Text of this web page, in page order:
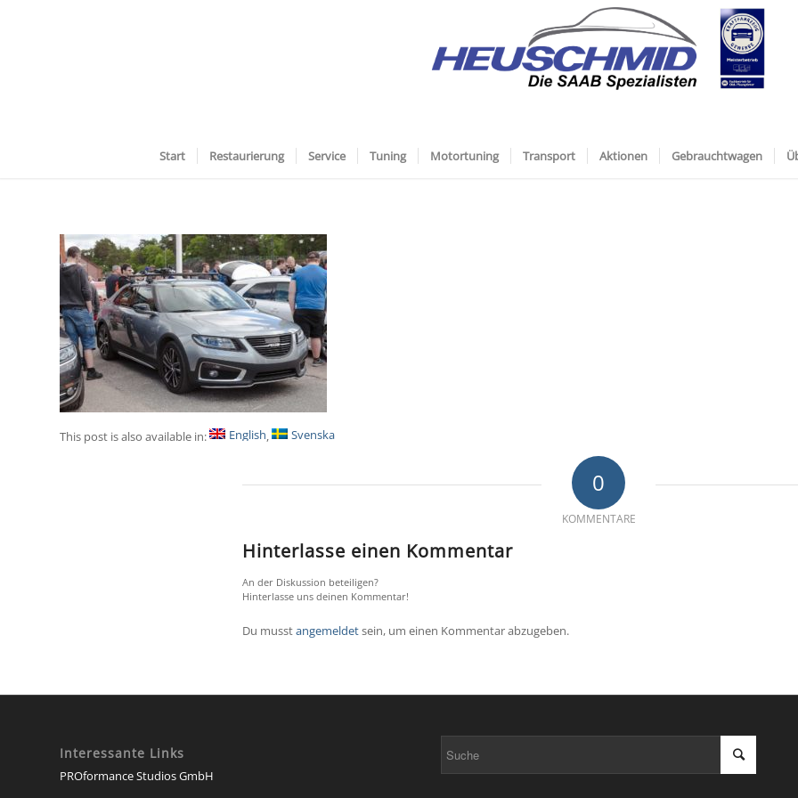
Start Restaurierung Service Tuning Motortuning Transport Aktionen Gebrauchtwagen
This post is also available in: English Svenska
0
KOMMENTARE
Hinterlasse einen Kommentar
An der Diskussion beteiligen?
Hinterlasse uns deinen Kommentar!
Du musstangemeldetsein, um einen Kommentar abzugeben.
Interessante Links
PROformance Studios GmbH